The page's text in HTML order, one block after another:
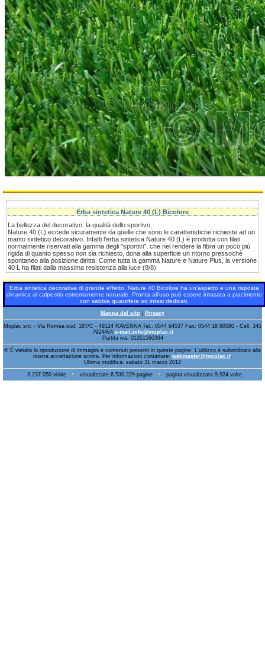
Erba sintetica Nature 40 (L) Bicolore
La bellezza del decorativo, la qualità dello sportivo.
Nature 40 (L) eccede sicuramente da quelle che sono le caratteristiche richieste ad un
manto sintetico decorativo. Infatti l'erba sintetica Nature 40 (L) è prodotta con filati
normalmente riservati alla gamma degli "sportivi", che nel rendere la fibra un poco più
rigida di quanto spesso non sia richiesto, dona alla superficie un ritorno pressochè
spontaneo alla posizione diritta. Come tutta la gamma Nature e Nature Plus, la versione
40 L ha filati dalla massima resistenza alla luce (8/8)
Erba sintetica decorativa di grande effetto, Nature 40 Bicolore ha un'aspetto e una risposta
dinamica al calpestio estremamente naturale. Pronta all'uso può essere intasata a piacimento
con sabbia quarzifera od intasi dedicati.
Mappa del sito Privacy
Moplac snc - Via Romea sud, 187/C - 48124 RAVENNA Tel.: 0544 64537 Fax: 0544 18 80080 - Cell. 345
7924464 e-mail:info@moplac.it
Partita iva: 01351560394
© É vietata la riproduzione di immagini e contenuti presenti in queste pagine. L'utilizzo è subordinato alla
nostra accettazione scritta. Per informazioni contattate: webmaster@moplac.it.
Ultima modifica: sabato 31 marzo 2012
3.237.050 visite visualizzate 6.530.229 pagine pagina visualizzata 9.924 volte